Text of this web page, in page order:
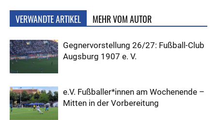
VERWANDTE ARTIKEL MEHR VOM AUTOR
Gegnervorstellung 26/27: Fußball-Club
Augsburg 1907 e. V.
e.V. Fußballer*innen am Wochenende –
Mitten in der Vorbereitung